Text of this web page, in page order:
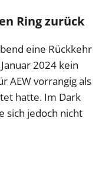
Ring zurück
eine Rückkehr
2024 kein
AEW vorrangig als
hatte. Im Dark
sich jedoch nicht